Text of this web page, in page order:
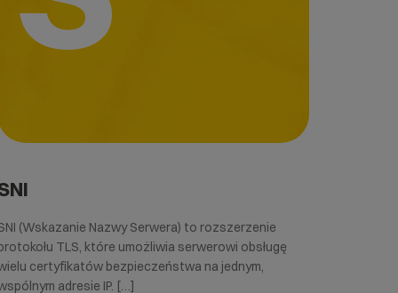
(Wskazanie Nazwy Serwera) to rozszerzenie
TLS, które umożliwia serwerowi obsługę
certyfikatów bezpieczeństwa na jednym,
adresie IP. […]